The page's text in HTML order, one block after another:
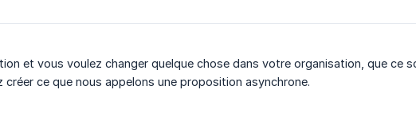
et vous voulez changer quelque chose dans votre organisation, que ce
créer ce que nous appelons une proposition asynchrone.